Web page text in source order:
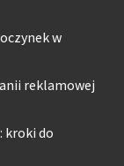
w
reklamowej
kroki do